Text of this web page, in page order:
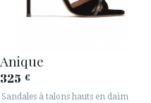
Anique
325 €
Sandales à talons hauts en daim